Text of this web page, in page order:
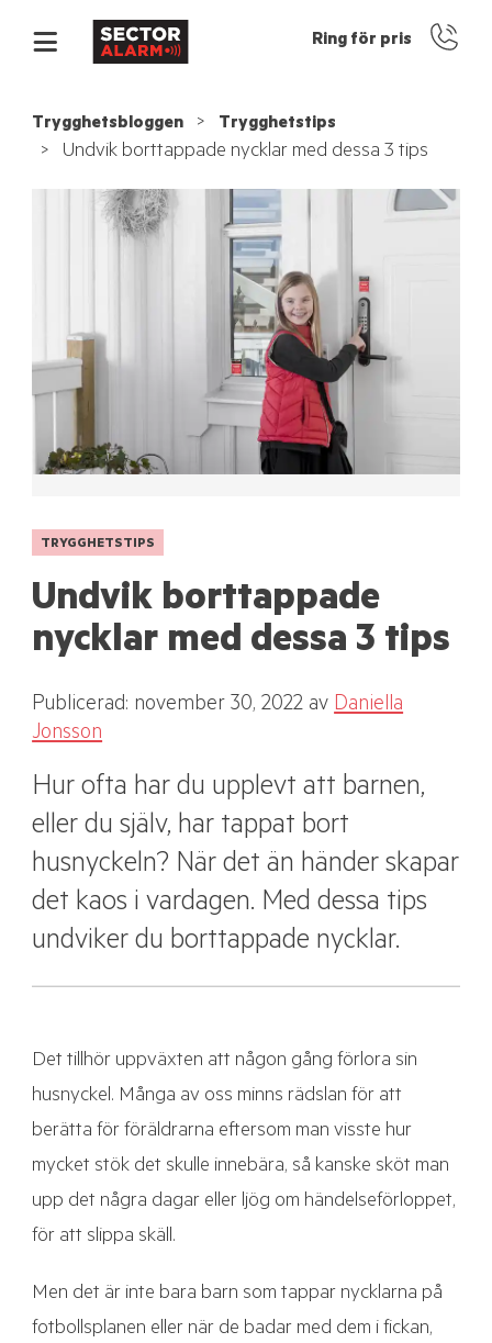
Ring för pris
Trygghetsbloggen Trygghetstips
Undvik borttappade nycklar med dessa 3 tips
TRYGGHETSTIPS
Undvik borttappade
nycklar med dessa 3 tips
Publicerad: november 30, 2022 av Daniella
Jonsson
Hur ofta har du upplevt att barnen,
eller du själv, har tappat bort
husnyckeln? När det än händer skapar
det kaos i vardagen. Med dessa tips
undviker du borttappade nycklar.
Det tillhör uppväxten att någon gång förlora sin
husnyckel. Många av oss minns rädslan för att
berätta för föräldrarna eftersom man visste hur
mycket stök det skulle innebära, så kanske sköt man
upp det några dagar eller ljög om händelseförloppet,
för att slippa skäll.
Men det är inte bara barn som tappar nycklarna på
fotbollsplanen eller när de badar med dem i fickan,